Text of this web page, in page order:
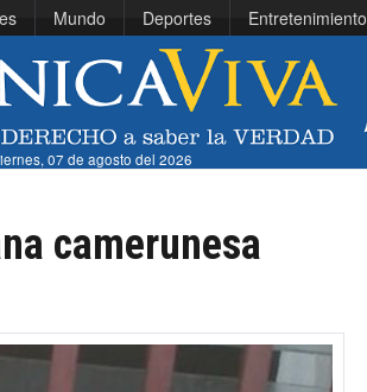
Mundo Deportes Entretenimiento
07 de agosto del 2026
camerunesa